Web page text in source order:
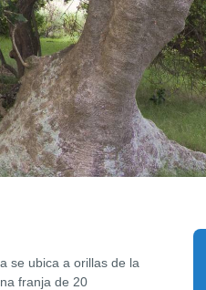
se ubica a orillas de la
franja de 20